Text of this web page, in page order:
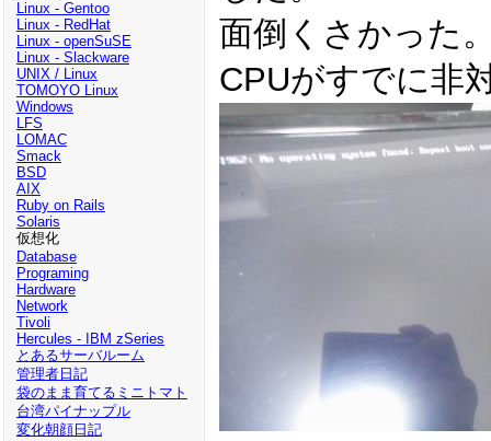
Linux - Gentoo
Linux - RedHat
Linux - openSuSE
Linux - Slackware
UNIX / Linux
TOMOYO Linux
Windows
LFS
LOMAC
Smack
BSD
AIX
Ruby on Rails
Solaris
仮想化
Database
Programing
Hardware
Network
Tivoli
Hercules - IBM zSeries
とあるサーバルーム
管理者日記
袋のまま育てるミニトマト
台湾パイナップル
変化朝顔日記
面倒くさかった
CPUがすでに非